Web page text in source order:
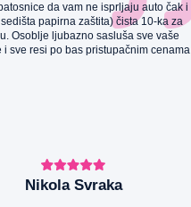
da vam ne isprljaju auto čak i
papirna zaštita) čista 10-ka za
Osoblje ljubazno sasluša sve vaše
i sve resi po bas pristupačnim cenama
Nikola Svraka